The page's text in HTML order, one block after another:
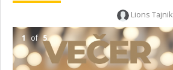
Lions Tajnik
1 of 5